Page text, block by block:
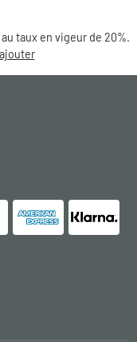
taux en vigeur de 20%.